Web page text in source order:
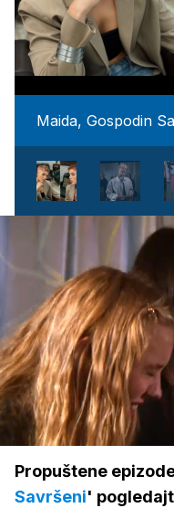
Maida, Gospodin
Upali
zvuk
/
Propuštene
Savršeni'